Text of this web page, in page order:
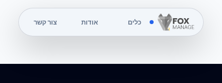
כלים אודות צור קשר